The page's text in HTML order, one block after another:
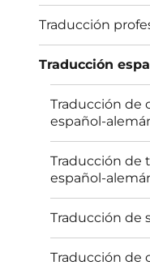
Traducción
Traducción
Traducción de
español-
Traducción de
español-
Traducción de
Traducción de